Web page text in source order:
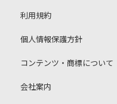
利用規約
個人情報保護方針
コンテンツ・商標について
会社案内